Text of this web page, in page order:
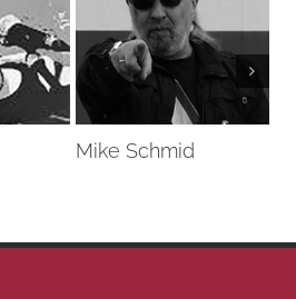
Mike Schmid